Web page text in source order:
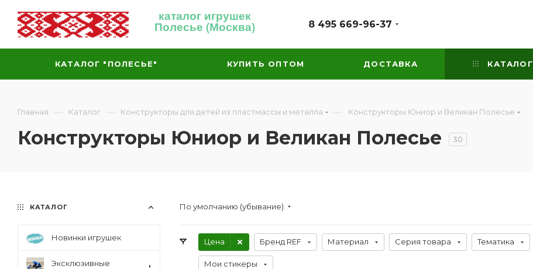
каталог игрушек
Полесье (Москва) 8 495 669-96-37
КАТАЛОГ "ПОЛЕСЬЕ" КУПИТЬ ОПТОМ ДОСТАВКА КАТАЛОГ
Главная — Каталог — Конструкторы для детей из пластмассы и металла — Конструкторы Юниор и Великан Полесье
Конструкторы Юниор и Великан Полесье 30
По умолчанию (убывание)
Цена Бренд REF Материал Серия товара Тематика
Мои стикеры
КАТАЛОГ
Новинки игрушек
Эксклюзивные